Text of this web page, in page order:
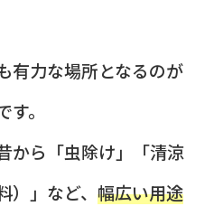
有力な場所となるのが
。
から「虫除け」「清涼
」など、 幅広い用途